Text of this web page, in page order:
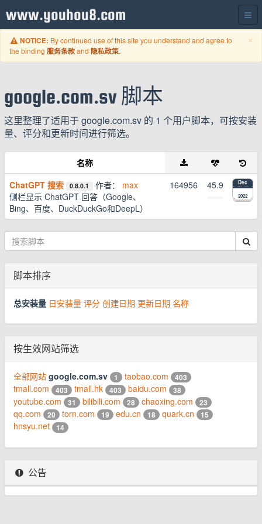
www.youhou8.com
×
NOTICE: By continued use of this site you understand and agree to
the binding 服务条款and 隐私政策.
google.com.sv 脚本
这里整理了适用于 google.com.sv 的 1 个用户脚本，可按安装
量、评分和更新时间进行筛选。
名称
ChatGPT 搜索
0.8.0.1 作者： max
侧栏显示 ChatGPT 回答（Google、
Bing、百度、DuckDuckGo和DeepL）
164956 45.9 Dec
2022
脚本排序
总安装量 日安装量 评分 创建日期 更新日期 名称
按生效网站筛选
全部网站 google.com.sv 1 taobao.com 403
tmall.com 403 tmall.hk 403 baidu.com 38
youtube.com 31 bilibili.com 28 chaoxing.com 23
qq.com 20 torn.com 19 edu.cn 18 quark.cn 15
hnsyu.net 14
公告